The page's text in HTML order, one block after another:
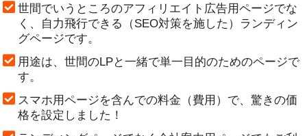
世間でいうところのアフィリエイト広告用ページでな
く、自力飛行できる（SEO対策を施した）ランディン
グページです。
用途は、世間のLPと一緒で単一目的のためのページで
す。
スマホ用ページを含んでの料金（費用）で、驚きの価
格を設定しました！